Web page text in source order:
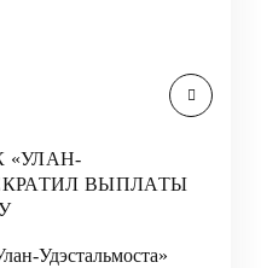
«УЛАН-
ВЫПЛАТЫ
Удэстальмоста»